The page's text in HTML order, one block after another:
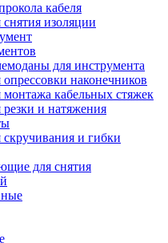
кабеля
изоляции
для инструмента
наконечников
кабельных стяжек
и натяжения
и гибки
для снятия